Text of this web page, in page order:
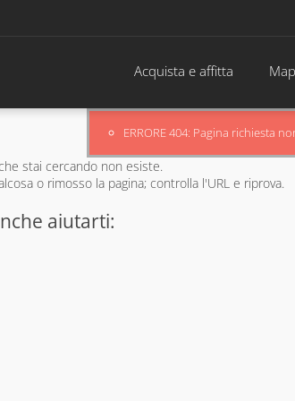
Acquista e affitta
ERRORE 404: Pagina richiesta
stai cercando non esiste.
o rimosso la pagina; controlla l'URL e riprova.
aiutarti: